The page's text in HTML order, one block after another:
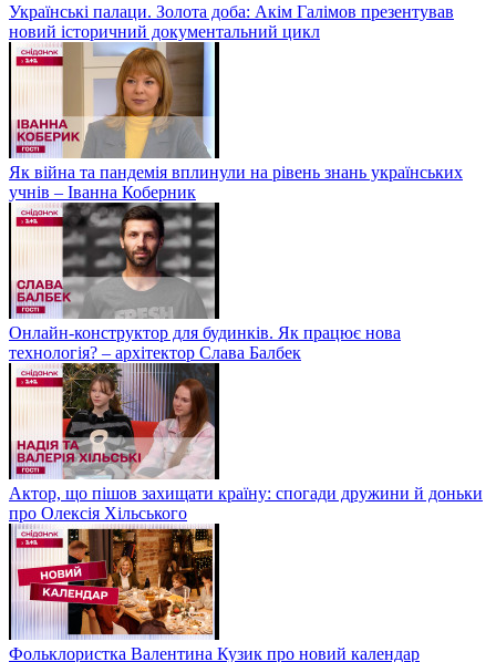
Українські палаци. Золота доба: Акім Галімов презентував
новий історичний документальний цикл
Як війна та пандемія вплинули на рівень знань українських
учнів – Іванна Коберник
Онлайн-конструктор для будинків. Як працює нова
технологія? – архітектор Слава Балбек
Актор, що пішов захищати країну: спогади дружини й доньки
про Олексія Хільського
Фольклористка Валентина Кузик про новий календар